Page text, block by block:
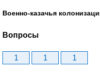
Военно-казачья
Вопросы
1 1 1